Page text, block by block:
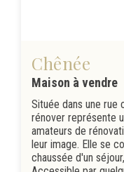
Chênée
Maison à vendre
Située dans une rue
rénover représente
amateurs de
leur image. Elle se
chaussée d'un